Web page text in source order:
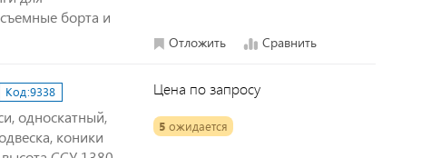
борта и
Отложить Сравнить
Код:9338
односкатный,
коники
Цена по запросу
5 ожидается